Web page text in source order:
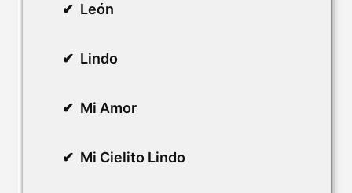
León
Lindo
Mi Amor
Mi Cielito Lindo